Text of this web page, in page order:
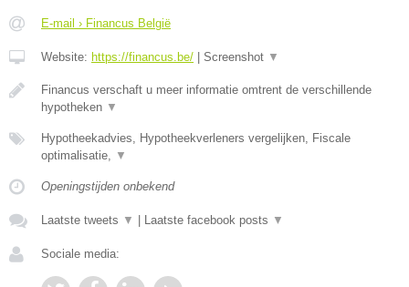
E-mail › Financus België
Website: https://financus.be/ Screenshot ▼
Financus verschaft u meer informatie omtrent de verschillende
hypotheken ▼
Hypotheekadvies, Hypotheekverleners vergelijken, Fiscale
optimalisatie, ▼
Openingstijden onbekend
Laatste tweets ▼ Laatste facebook posts ▼
Sociale media: